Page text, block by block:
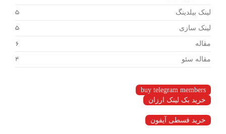
لینک بیلدینگ 5
لینک سازی 5
مقاله 6
مقاله سئو 4
buy telegram members
خرید بک لینک ارزان
خرید قسطی آیفون